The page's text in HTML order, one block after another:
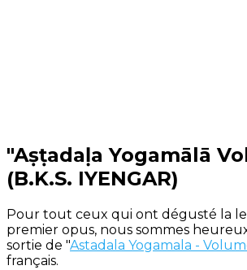
"Aṣṭadaḷa Yogamālā
(B.K.S. IYENGAR)
Pour tout ceux qui ont dégusté la
premier opus, nous sommes
sortie de "Astadala Yogamala -
français.